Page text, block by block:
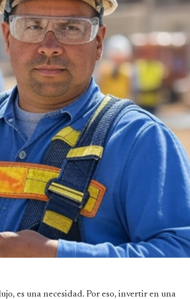
es una necesidad. Por eso, invertir en una